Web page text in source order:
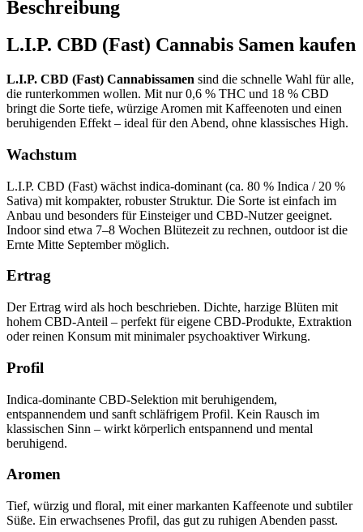
Beschreibung
L.I.P. CBD (Fast) Cannabis Samen kaufen
L.I.P. CBD (Fast) Cannabissamen sind die schnelle Wahl für alle,
die runterkommen wollen. Mit nur 0,6 % THC und 18 % CBD
bringt die Sorte tiefe, würzige Aromen mit Kaffeenoten und einen
beruhigenden Effekt – ideal für den Abend, ohne klassisches High.
Wachstum
L.I.P. CBD (Fast) wächst indica-dominant (ca. 80 % Indica / 20 %
Sativa) mit kompakter, robuster Struktur. Die Sorte ist einfach im
Anbau und besonders für Einsteiger und CBD-Nutzer geeignet.
Indoor sind etwa 7–8 Wochen Blütezeit zu rechnen, outdoor ist die
Ernte Mitte September möglich.
Ertrag
Der Ertrag wird als hoch beschrieben. Dichte, harzige Blüten mit
hohem CBD-Anteil – perfekt für eigene CBD-Produkte, Extraktion
oder reinen Konsum mit minimaler psychoaktiver Wirkung.
Profil
Indica-dominante CBD-Selektion mit beruhigendem,
entspannendem und sanft schläfrigem Profil. Kein Rausch im
klassischen Sinn – wirkt körperlich entspannend und mental
beruhigend.
Aromen
Tief, würzig und floral, mit einer markanten Kaffeenote und subtiler
Süße. Ein erwachsenes Profil, das gut zu ruhigen Abenden passt.